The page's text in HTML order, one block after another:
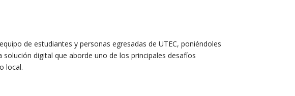
de estudiantes y personas egresadas de UTEC, poniéndoles
digital que aborde uno de los principales desafíos
local.